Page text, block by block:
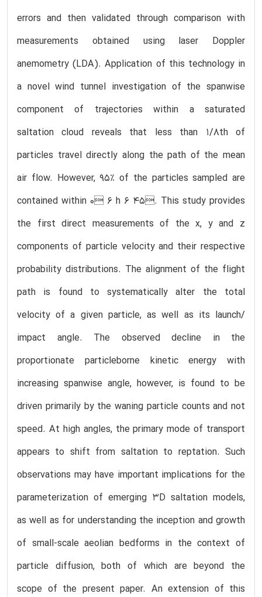
errors and then validated through comparison with
measurements obtained using laser Doppler
anemometry (LDA). Application of this technology in
a novel wind tunnel investigation of the spanwise
component of trajectories within a saturated
saltation cloud reveals that less than 1/8th of
particles travel directly along the path of the mean
air flow. However, 95% of the particles sampled are
contained within 0 6 h 6 45. This study provides
the first direct measurements of the x, y and z
components of particle velocity and their respective
probability distributions. The alignment of the flight
path is found to systematically alter the total
velocity of a given particle, as well as its launch/
impact angle. The observed decline in the
proportionate particleborne kinetic energy with
increasing spanwise angle, however, is found to be
driven primarily by the waning particle counts and not
speed. At high angles, the primary mode of transport
appears to shift from saltation to reptation. Such
observations may have important implications for the
parameterization of emerging 3D saltation models,
as well as for understanding the inception and growth
of small-scale aeolian bedforms in the context of
particle diffusion, both of which are beyond the
scope of the present paper. An extension of this